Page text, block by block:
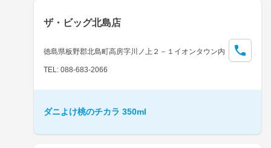
ザ・ビッグ北島店
徳島県板野郡北島町高房字川ノ上２－１イオンタウン内
TEL: 088-683-2066
ダニよけ桃のチカラ 350ml